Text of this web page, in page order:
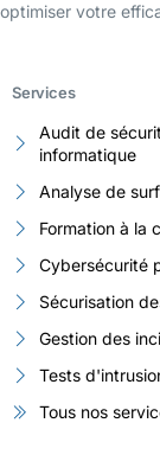
optimiser votre
Services
Audit de
informatique
Analyse de
Formation à la
Cybersécurité
Sécurisation
Gestion des
Tests
Tous nos